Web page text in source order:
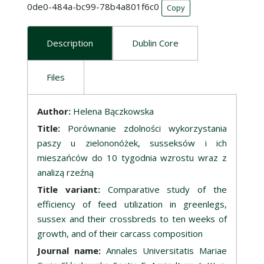
0de0-484a-bc99-78b4a801f6c0
Copy
Description Dublin Core
Files
Description
Author: Helena Bączkowska
Title: Porównanie zdolności wykorzystania
paszy u zielononóżek, susseksów i ich
mieszańców do 10 tygodnia wzrostu wraz z
analizą rzeźną
Title variant: Comparative study of the
efficiency of feed utilization in greenlegs,
sussex and their crossbreds to ten weeks of
growth, and of their carcass composition
Journal name: Annales Universitatis Mariae